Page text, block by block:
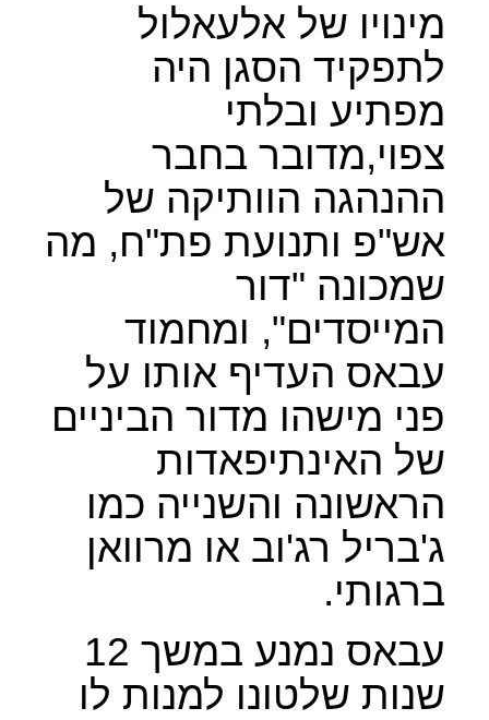
מינויו של אלעאלול
לתפקיד הסגן היה
מפתיע ובלתי
צפוי,מדובר בחבר
ההנהגה הוותיקה של
אש"פ ותנועת פת"ח, מה
שמכונה "דור
המייסדים", ומחמוד
עבאס העדיף אותו על
פני מישהו מדור הביניים
של האינתיפאדות
הראשונה והשנייה כמו
ג'בריל רג'וב או מרוואן
ברגותי.
עבאס נמנע במשך 12
שנות שלטונו למנות לו